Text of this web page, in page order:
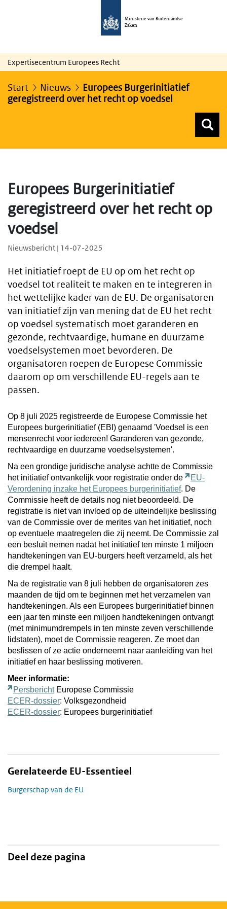
Ministerie van Buitenlandse
Zaken
Expertisecentrum Europees Recht
Start Nieuws
Europees Burgerinitiatief
geregistreerd over het recht op voedsel
Europees Burgerinitiatief
geregistreerd over het recht op
voedsel
Nieuwsbericht | 14-07-2025
Het initiatief roept de EU op om het recht op
voedsel tot realiteit te maken en te integreren in
het wettelijke kader van de EU. De organisatoren
van initiatief zijn van mening dat de EU het recht
op voedsel systematisch moet garanderen en
gezonde, rechtvaardige, humane en duurzame
voedselsystemen moet bevorderen. De
organisatoren roepen de Europese Commissie
daarom op om verschillende EU-regels aan te
passen.
Op 8 juli 2025 registreerde de Europese Commissie het
Europees burgerinitiatief (EBI) genaamd 'Voedsel is een
mensenrecht voor iedereen! Garanderen van gezonde,
rechtvaardige en duurzame voedselsystemen'.
Na een grondige juridische analyse achtte de Commissie
het initiatief ontvankelijk voor registratie onder de
EU-
Verordening inzake het Europees burgerinitiatief. De
Commissie heeft de details nog niet beoordeeld. De
registratie is niet van invloed op de uiteindelijke beslissing
van de Commissie over de merites van het initiatief, noch
op eventuele maatregelen die zij neemt. De Commissie zal
een besluit nemen nadat het initiatief ten minste 1 miljoen
handtekeningen van EU-burgers heeft verzameld, als het
die drempel haalt.
Na de registratie van 8 juli hebben de organisatoren zes
maanden de tijd om te beginnen met het verzamelen van
handtekeningen. Als een Europees burgerinitiatief binnen
een jaar ten minste een miljoen handtekeningen ontvangt
(met minimumdrempels in ten minste zeven verschillende
lidstaten), moet de Commissie reageren. Ze moet dan
beslissen of ze actie onderneemt naar aanleiding van het
initiatief en haar beslissing motiveren.
Meer informatie:
Persbericht Europese Commissie
ECER-dossier: Volksgezondheid
ECER-dossier: Europees burgerinitiatief
Gerelateerde EU-Essentieel
Burgerschap van de EU
Deel deze pagina